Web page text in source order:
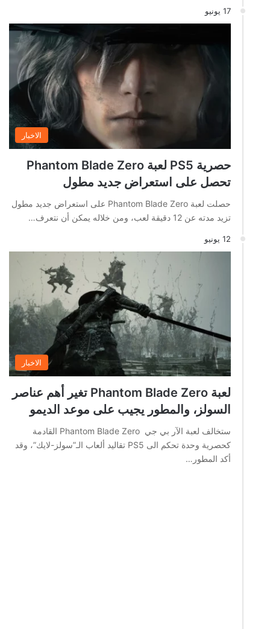
17 يونيو
الاخبار
حصرية PS5 لعبة Phantom Blade Zero
تحصل على استعراض جديد مطول
حصلت لعبة Phantom Blade Zero على استعراض جديد مطول
تزيد مدته عن 12 دقيقة لعب، ومن خلاله يمكن أن نتعرف…
12 يونيو
الاخبار
لعبة Phantom Blade Zero تغير أهم عناصر
السولز، والمطور يجيب على موعد الديمو
ستخالف لعبة الآر بي جي Phantom Blade Zero القادمة
كحصرية وحدة تحكم الى PS5 تقاليد ألعاب الـ”سولز-لايك”، وقد
أكد المطور…